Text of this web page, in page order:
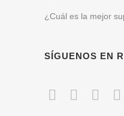
¿Cuál es la mejor
SÍGUENOS EN